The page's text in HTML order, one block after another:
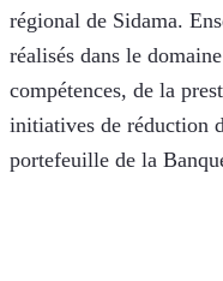
régional de Sidama.
réalisés dans le
compétences, de la
initiatives de réduction
portefeuille de la